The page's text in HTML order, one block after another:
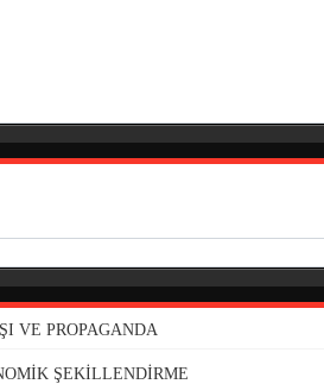
VE PROPAGANDA
ŞEKİLLENDİRME